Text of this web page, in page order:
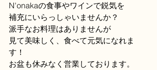
N'onakaの食事やワインで鋭気を
補充にいらっしゃいませんか？
派手なお料理はありませんが
見て美味しく、食べて元気になれま
す！
お盆も休みなく営業しております。